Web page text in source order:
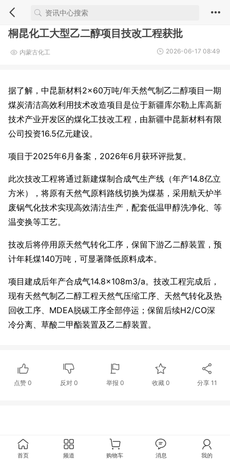
桐昆化工大型乙二醇项目技改工程获批
内蒙古化工 2026-06-17 08:49
据了解，中昆新材料2×60万吨/年天然气制乙二醇项目一期
煤炭清洁高效利用技术改造项目是位于新疆库尔勒上库高新
技术产业开发区的煤化工技改工程，由新疆中昆新材料有限
公司投资16.5亿元建设。
项目于2025年6月备案，2026年6月获环评批复。
此次技改工程将通过新建煤制合成气生产线（年产14.8亿立
方米），将原有天然气原料路线切换为煤基，采用航天炉半
废锅气化技术实现高效清洁生产，配套低温甲醇洗净化、等
温变换等工艺。
技改后将停用原天然气转化工序，保留下游乙二醇装置，预
计年耗煤140万吨，可显著降低原料成本。
项目建成后年产合成气14.8×108m3/a。技改工程完成后，
现有天然气制乙二醇工程天然气压缩工序、天然气转化及热
回收工序、MDEA脱碳工序全部停运；保留后续H2/CO深
冷分离、草酸二甲酯装置及乙二醇装置。
点赞0 反对 0 举报 0 收藏 0 分享 11
首页 频道 购物车 消息 我的